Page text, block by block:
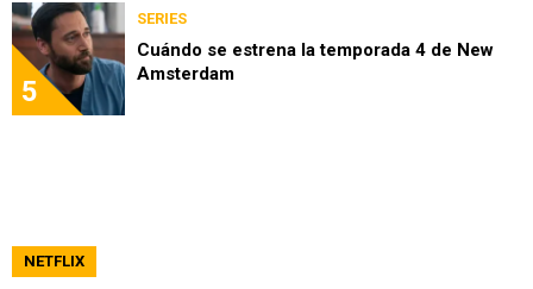
5
SERIES
Cuándo se estrena la temporada 4 de New
Amsterdam
NETFLIX